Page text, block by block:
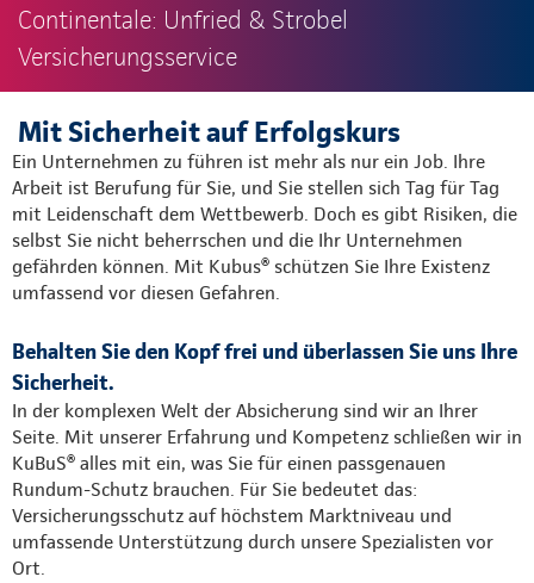
Continentale: Unfried & Strobel
Versicherungsservice
Mit Sicherheit auf Erfolgskurs
Ein Unternehmen zu führen ist mehr als nur ein Job. Ihre
Arbeit ist Berufung für Sie, und Sie stellen sich Tag für Tag
mit Leidenschaft dem Wettbewerb. Doch es gibt Risiken, die
selbst Sie nicht beherrschen und die Ihr Unternehmen
gefährden können. Mit Kubus® schützen Sie Ihre Existenz
umfassend vor diesen Gefahren.
Behalten Sie den Kopf frei und überlassen Sie uns Ihre
Sicherheit.
In der komplexen Welt der Absicherung sind wir an Ihrer
Seite. Mit unserer Erfahrung und Kompetenz schließen wir in
KuBuS® alles mit ein, was Sie für einen passgenauen
Rundum-Schutz brauchen. Für Sie bedeutet das:
Versicherungsschutz auf höchstem Marktniveau und
umfassende Unterstützung durch unsere Spezialisten vor
Ort.